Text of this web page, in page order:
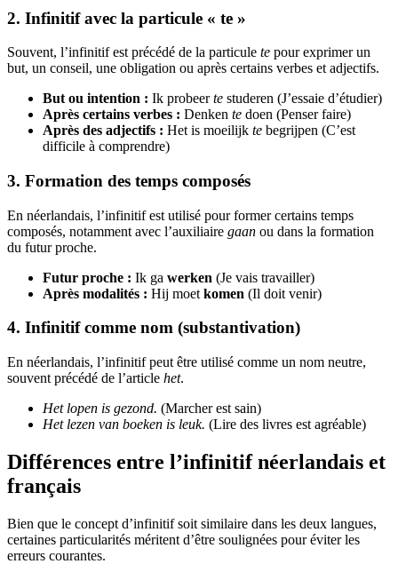
2. Infinitif avec la particule « te »
Souvent, l’infinitif est précédé de la particule te pour exprimer un
but, un conseil, une obligation ou après certains verbes et adjectifs.
But ou intention : Ik probeerte studeren (J’essaie d’étudier)
Après certains verbes : Denken te doen (Penser faire)
Après des adjectifs : Het is moeilijk te begrijpen (C’est
difficile à comprendre)
3. Formation des temps composés
En néerlandais, l’infinitif est utilisé pour former certains temps
composés, notamment avec l’auxiliaire gaan ou dans la formation
du futur proche.
Futur proche : Ik ga werken (Je vais travailler)
Après modalités : Hij moet komen (Il doit venir)
4. Infinitif comme nom (substantivation)
En néerlandais, l’infinitif peut être utilisé comme un nom neutre,
souvent précédé de l’article het.
Het lopen is gezond. (Marcher est sain)
Het lezen van boeken is leuk. (Lire des livres est agréable)
Différences entre l’infinitif néerlandais et
français
Bien que le concept d’infinitif soit similaire dans les deux langues,
certaines particularités méritent d’être soulignées pour éviter les
erreurs courantes.